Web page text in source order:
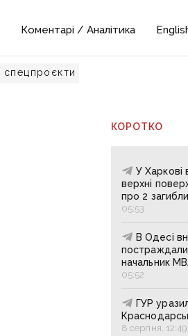
Коментарі / Аналітика
спецпроєкти
КОРОТКО
У Харкові
верхні
про 2
05:53
В Одесі
начальник
05:52
ГУР
8 серпня, 12:49